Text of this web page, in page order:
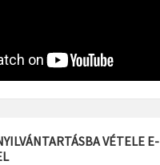
VÉTELE E-